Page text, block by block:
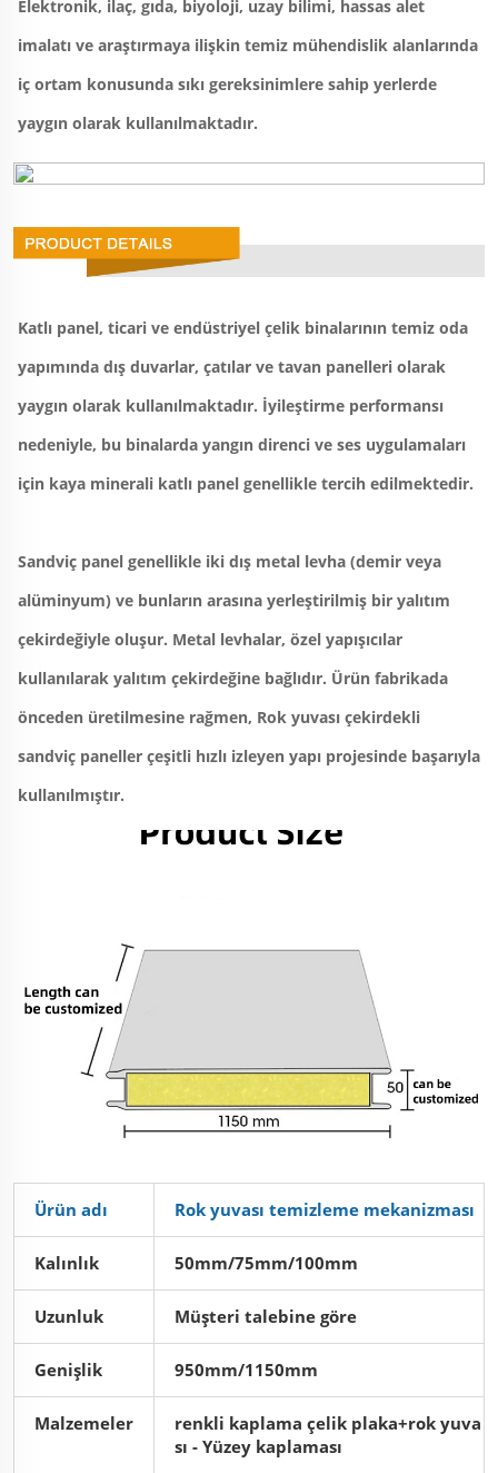
Elektronik, ilaç, gıda, biyoloji, uzay bilimi, hassas alet
imalatı ve araştırmaya ilişkin temiz mühendislik alanlarında
iç ortam konusunda sıkı gereksinimlere sahip yerlerde
yaygın olarak kullanılmaktadır.
Katlı panel, ticari ve endüstriyel çelik binalarının temiz oda
yapımında dış duvarlar, çatılar ve tavan panelleri olarak
yaygın olarak kullanılmaktadır. İyileştirme performansı
nedeniyle, bu binalarda yangın direnci ve ses uygulamaları
için kaya minerali katlı panel genellikle tercih edilmektedir.
Sandviç panel genellikle iki dış metal levha (demir veya
alüminyum) ve bunların arasına yerleştirilmiş bir yalıtım
çekirdeğiyle oluşur. Metal levhalar, özel yapışıcılar
kullanılarak yalıtım çekirdeğine bağlıdır. Ürün fabrikada
önceden üretilmesine rağmen, Rok yuvası çekirdekli
sandviç paneller çeşitli hızlı izleyen yapı projesinde başarıyla
kullanılmıştır.
Ürün adı Rok yuvası temizleme mekanizması
Kalınlık 50mm/75mm/100mm
Uzunluk Müşteri talebine göre
Genişlik 950mm/1150mm
Malzemeler
renkli kaplama çelik plaka+rok yuva
sı - Yüzey kaplaması